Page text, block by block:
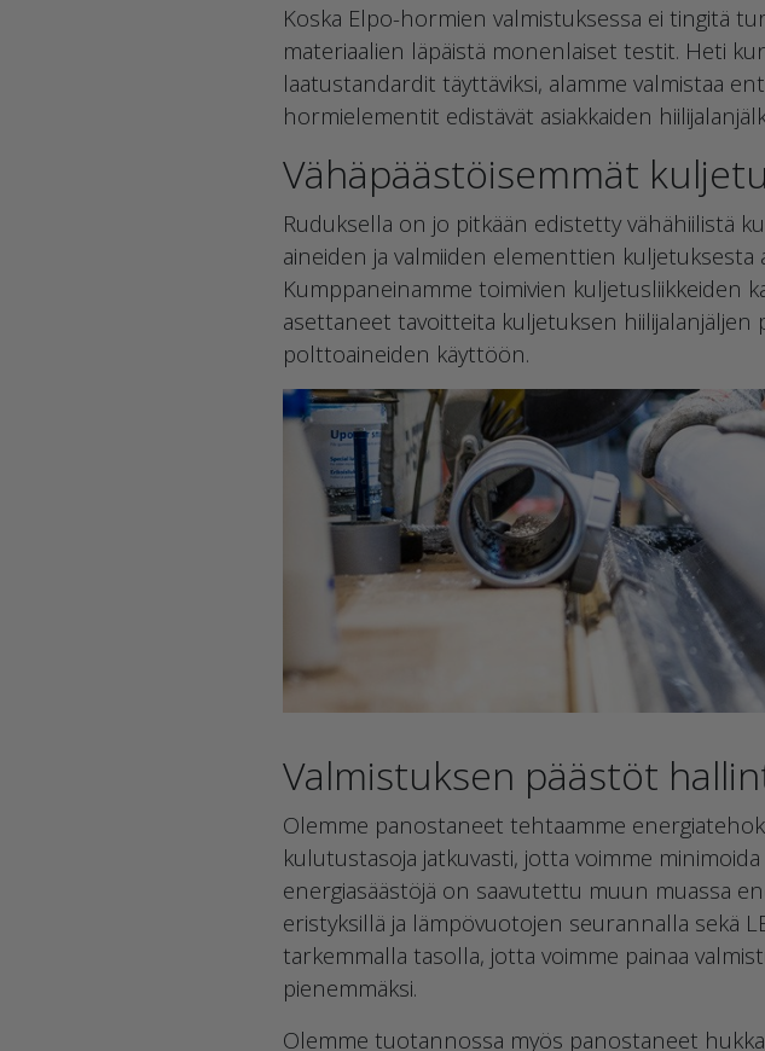
Koska Elpo-hormien valmistuksessa ei tingitä
materiaalien läpäistä monenlaiset testit. Heti
laatustandardit täyttäviksi, alamme valmistaa
hormielementit edistävät asiakkaiden
Vähäpäästöisemmät
Ruduksella on jo pitkään edistetty vähähiilistä
aineiden ja valmiiden elementtien
Kumppaneinamme toimivien kuljetusliikkeiden
asettaneet tavoitteita kuljetuksen hiilijalanjäljen
polttoaineiden käyttöön.
Valmistuksen päästöt
Olemme panostaneet tehtaamme
kulutustasoja jatkuvasti, jotta voimme
energiasäästöjä on saavutettu muun muassa
eristyksillä ja lämpövuotojen seurannalla sekä
tarkemmalla tasolla, jotta voimme painaa
pienemmäksi.
Olemme tuotannossa myös panostaneet